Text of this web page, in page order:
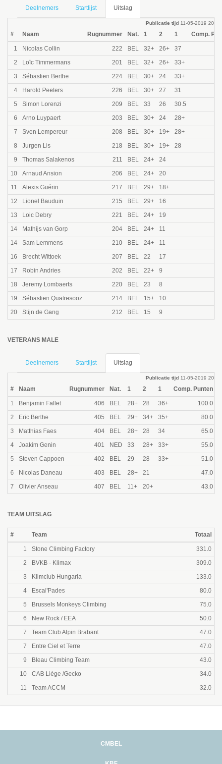
Deelnemers Startlijst Uitslag
Publicatie tijd 11-05-2019 20:01
# Naam Rugnummer Nat. 1 2 1 Comp.
1 Nicolas Collin 222 BEL 32+ 26+ 37
2
Loïc Timmermans 201 BEL 32+ 26+ 33+
3
Sébastien Berthe 224 BEL 30+ 24 33+
4
Harold Peeters 226 BEL 30+ 27 31
5
Simon Lorenzi 209 BEL 33 26 30.5
6
Arno Luypaert 203 BEL 30+ 24 28+
7
Sven Lempereur 208 BEL 30+ 19+ 28+
8
Jurgen Lis 218 BEL 30+ 19+ 28
9
Thomas Salakenos 211 BEL 24+ 24
10
Arnaud Ansion 206 BEL 24+ 20
11
Alexis Guérin 217 BEL 29+ 18+
12
Lionel Bauduin 215 BEL 29+ 16
13
Loic Debry 221 BEL 24+ 19
14
Mathijs van Gorp 204 BEL 24+ 11
14
Sam Lemmens 210 BEL 24+ 11
16
Brecht Wittoek 207 BEL 22 17
17
Robin Andries 202 BEL 22+ 9
18
Jeremy Lombaerts 220 BEL 23 8
19
Sébastien Quatresooz 214 BEL 15+ 10
20
Stijn de Gang 212 BEL 15 9
VETERANS MALE
Deelnemers Startlijst Uitslag
Publicatie tijd 11-05-2019 20:01
# Naam Rugnummer Nat. 1 2 1 Comp. Punten
1 Benjamin Fallet 406 BEL 28+ 28 36+
100.0
2
Eric Berthe 405 BEL 29+ 34+ 35+ 80.0
3
Matthias Faes 404 BEL 28+ 28 34
65.0
4
Joakim Genin 401 NED 33 28+ 33+
55.0
5
Steven Cappoen 402 BEL 29 28 33+ 51.0
6
Nicolas Daneau 403 BEL 28+ 21 47.0
7
Olivier Anseau 407 BEL 11+ 20+ 43.0
TEAM UITSLAG
# Team Totaal
1 Stone Climbing Factory
331.0
2
BVKB - Klimax
309.0
3
Klimclub Hungaria
133.0
4
Escal'Pades
80.0
5
Brussels Monkeys Climbing
75.0
6
New Rock / EEA
50.0
7
Team Club Alpin Brabant
47.0
7
Entre Ciel et Terre
47.0
9
Bleau Climbing Team
43.0
10
CAB Liège /Gecko
34.0
11
Team ACCM 32.0
CMBEL